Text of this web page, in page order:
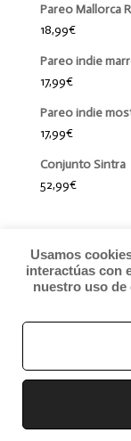
Pareo Mallorca
18,99€
Pareo indie
17,99€
Pareo indie
17,99€
Conjunto Sintra
52,99€
©
Términos y
Usamos
interactúas con
nuestro uso de